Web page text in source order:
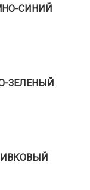
СИНИЙ
ЗЕЛЕНЫЙ